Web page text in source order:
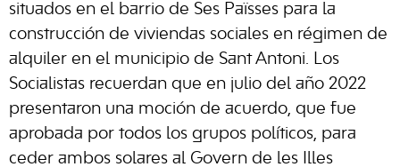
situados en el barrio de Ses Païsses para la
construcción de viviendas sociales en régimen de
alquiler en el municipio de Sant Antoni. Los
Socialistas recuerdan que en julio del año 2022
presentaron una moción de acuerdo, que fue
aprobada por todos los grupos políticos, para
ceder ambos solares al Govern de les Illes